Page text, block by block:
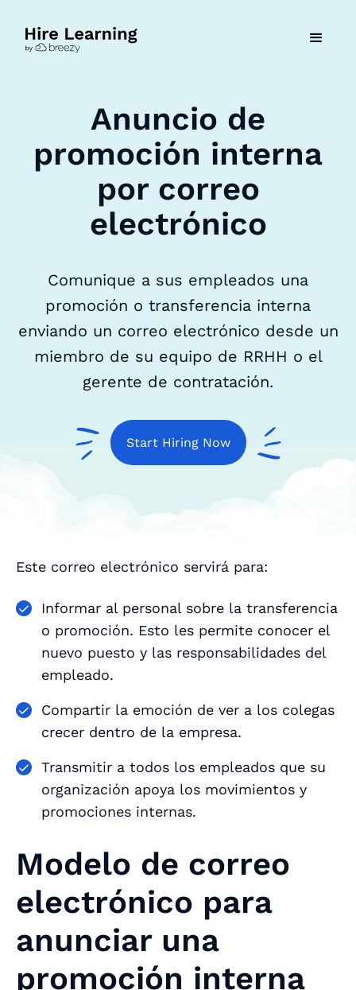
Anuncio de
promoción interna
por correo
electrónico
Comunique a sus empleados una
promoción o transferencia interna
enviando un correo electrónico desde un
miembro de su equipo de RRHH o el
gerente de contratación.
Start Hiring Now
Este correo electrónico servirá para:
Informar al personal sobre la transferencia
o promoción. Esto les permite conocer el
nuevo puesto y las responsabilidades del
empleado.
Compartir la emoción de ver a los colegas
crecer dentro de la empresa.
Transmitir a todos los empleados que su
organización apoya los movimientos y
promociones internas.
Modelo de correo
electrónico para
anunciar una
promoción interna